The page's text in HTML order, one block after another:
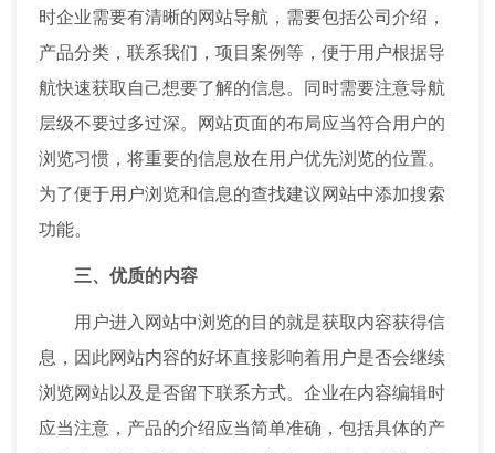
时企业需要有清晰的网站导航，需要包括公司介绍，
产品分类，联系我们，项目案例等，便于用户根据导
航快速获取自己想要了解的信息。同时需要注意导航
层级不要过多过深。网站页面的布局应当符合用户的
浏览习惯，将重要的信息放在用户优先浏览的位置。
为了便于用户浏览和信息的查找建议网站中添加搜索
功能。
三、优质的内容
用户进入网站中浏览的目的就是获取内容获得信
息，因此网站内容的好坏直接影响着用户是否会继续
浏览网站以及是否留下联系方式。企业在内容编辑时
应当注意，产品的介绍应当简单准确，包括具体的产